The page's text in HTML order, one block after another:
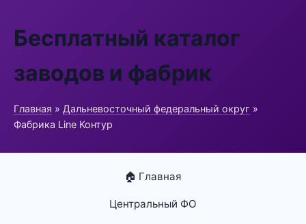
Бесплатный каталог
заводов и фабрик
Главная » Дальневосточный федеральный округ »
Фабрика Line Контур
🏠 Главная
Центральный ФО